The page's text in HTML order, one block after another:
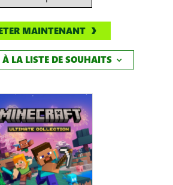
MAINTENANT
À LA LISTE DE SOUHAITS